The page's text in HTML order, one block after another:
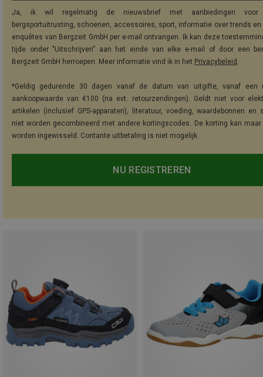
Ja, ik wil regelmatig de nieuwsbrief met aanbiedingen voor
bergsportuitrusting, schoenen, accessoires, sport, informatie over trends
enquêtes van Bergzeit GmbH per e-mail ontvangen. Ik kan deze
tijde onder "Uitschrijven" aan het einde van elke e-mail of door een
Bergzeit GmbH herroepen. Meer informatie vind ik in het Privacybeleid .
*Geldig gedurende 30 dagen vanaf de datum van uitgifte, vanaf een
aankoopwaarde van €100 (na evt. retourzendingen). Geldt niet voor
artikelen (inclusief GPS-apparaten), literatuur, voeding, waardebonnen en
niet worden gecombineerd met andere kortingscodes. De korting kan maar
worden ingewisseld. Contante uitbetaling is niet mogelijk.
NU REGISTREREN